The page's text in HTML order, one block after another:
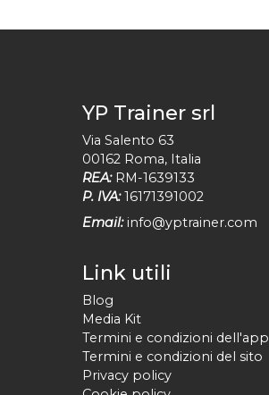
YP Trainer srl
Via Salento 63
00162 Roma, Italia
REA: RM-1639133
P. IVA: 16171391002
Email: info@yptrainer.com
Link utili
Blog
Media Kit
Termini e condizioni dell'app
Termini e condizioni del sito
Privacy policy